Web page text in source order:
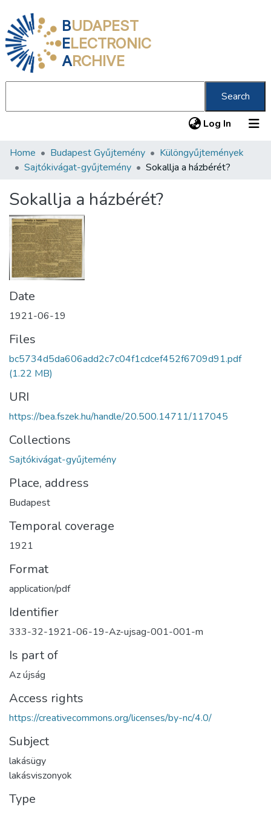
BUDAPEST
ELECTRONIC
ARCHIVE
Search
Log In (current)
Communities & Collections
Statistics
About us
Home Budapest Gyűjtemény
Különgyűjtemények
Sajtókivágat-gyűjtemény
Sokallja a házbérét?
Sokallja a házbérét?
Date
1921-06-19
Files
bc5734d5da606add2c7c04f1cdcef452f6709d91.pdf
(1.22 MB)
URI
https://bea.fszek.hu/handle/20.500.14711/117045
Collections
Sajtókivágat-gyűjtemény
Place, address
Budapest
Temporal coverage
1921
Format
application/pdf
Identifier
333-32-1921-06-19-Az-ujsag-001-001-m
Is part of
Az újság
Access rights
https://creativecommons.org/licenses/by-nc/4.0/
Subject
lakásügy
lakásviszonyok
Type